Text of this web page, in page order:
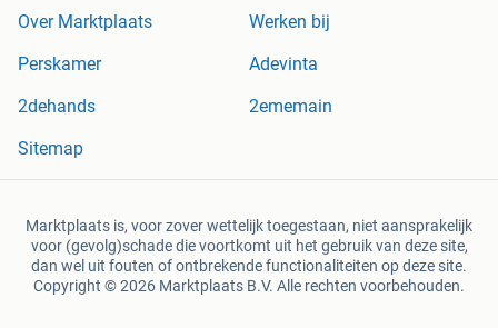
Over Marktplaats
Werken bij
Perskamer
Adevinta
2dehands
2ememain
Sitemap
Marktplaats is, voor zover wettelijk toegestaan, niet aansprakelijk
voor (gevolg)schade die voortkomt uit het gebruik van deze site,
dan wel uit fouten of ontbrekende functionaliteiten op deze site.
Copyright © 2026 Marktplaats B.V. Alle rechten voorbehouden.